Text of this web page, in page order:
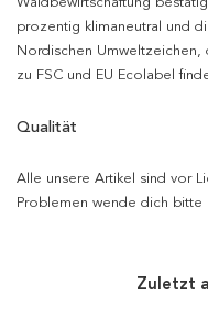
prozentig klimaneutral und
Nordischen
zu FSC und EU Ecolabel
Qualität
Alle unsere Artikel sind vor
Problemen wende dich bitte
Zuletzt